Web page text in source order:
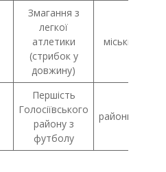
Змагання з
легкої
атлетики
(стрибок у
довжину)
міський
Першість
Голосіївського
району з
футболу
районний